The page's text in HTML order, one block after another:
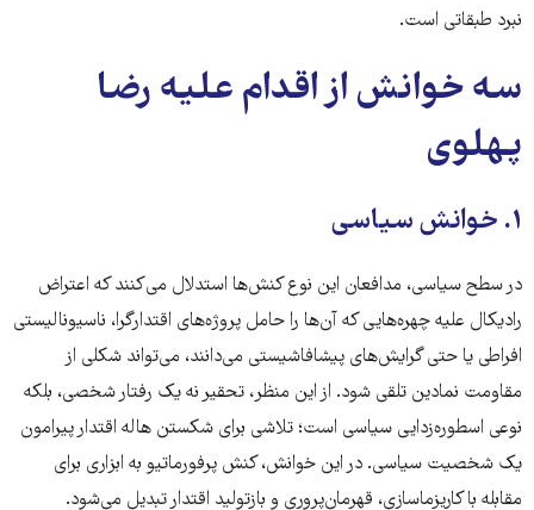
نبرد طبقاتی است.
سه خوانش از اقدام علیه رضا
پهلوی
۱. خوانش سیاسی
در سطح سیاسی، مدافعان این نوع کنش‌ها استدلال می‌کنند که اعتراض
رادیکال علیه چهره‌هایی که آن‌ها را حامل پروژه‌های اقتدارگرا، ناسیونالیستی
افراطی یا حتی گرایش‌های پیشافاشیستی می‌دانند، می‌تواند شکلی از
مقاومت نمادین تلقی شود. از این منظر، تحقیر نه یک رفتار شخصی، بلکه
نوعی اسطوره‌زدایی سیاسی است؛ تلاشی برای شکستن هاله اقتدار پیرامون
یک شخصیت سیاسی. در این خوانش، کنش پرفورماتیو به ابزاری برای
مقابله با کاریزماسازی، قهرمان‌پروری و بازتولید اقتدار تبدیل می‌شود.